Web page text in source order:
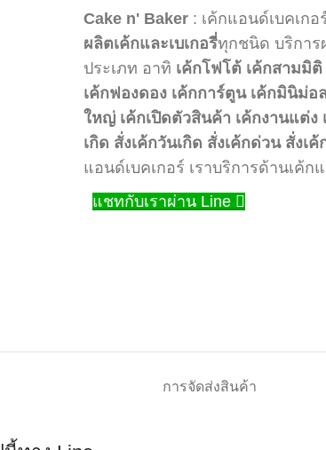
Cake n' Baker : เค้กแอนด์เบคเกอ
ผลิตเค้กและเบเกอรี่ทุกชนิด บริการ
ประเภท อาทิ เค้กโฟโต้ เค้กสามมิติ
เค้กฟองดอง เค้กการ์ตูน เค้กมินิม่อ
ใหญ่ เค้กเปิดตัวสินค้า เค้กงานแต่ง
เกิด สั่งเค้กวันเกิด สั่งเค้กด่วน สั่งเ
แอนด์เบคเกอร์ เราบริการด้านเค้ก
แชทกับเราผ่าน Line
การจัดส่งสินค้า